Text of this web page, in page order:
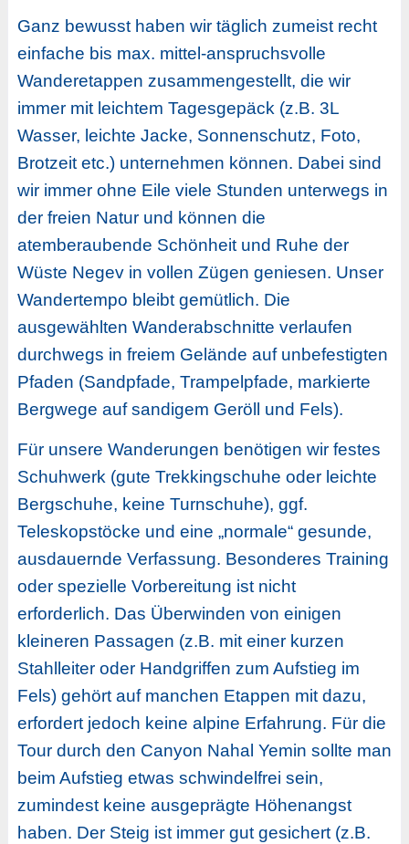
Ganz bewusst haben wir täglich zumeist recht
einfache bis max. mittel-anspruchsvolle
Wanderetappen zusammengestellt, die wir
immer mit leichtem Tagesgepäck (z.B. 3L
Wasser, leichte Jacke, Sonnenschutz, Foto,
Brotzeit etc.) unternehmen können. Dabei sind
wir immer ohne Eile viele Stunden unterwegs in
der freien Natur und können die
atemberaubende Schönheit und Ruhe der
Wüste Negev in vollen Zügen geniesen. Unser
Wandertempo bleibt gemütlich. Die
ausgewählten Wanderabschnitte verlaufen
durchwegs in freiem Gelände auf unbefestigten
Pfaden (Sandpfade, Trampelpfade, markierte
Bergwege auf sandigem Geröll und Fels).
Für unsere Wanderungen benötigen wir festes
Schuhwerk (gute Trekkingschuhe oder leichte
Bergschuhe, keine Turnschuhe), ggf.
Teleskopstöcke und eine „normale“ gesunde,
ausdauernde Verfassung. Besonderes Training
oder spezielle Vorbereitung ist nicht
erforderlich. Das Überwinden von einigen
kleineren Passagen (z.B. mit einer kurzen
Stahlleiter oder Handgriffen zum Aufstieg im
Fels) gehört auf manchen Etappen mit dazu,
erfordert jedoch keine alpine Erfahrung. Für die
Tour durch den Canyon Nahal Yemin sollte man
beim Aufstieg etwas schwindelfrei sein,
zumindest keine ausgeprägte Höhenangst
haben. Der Steig ist immer gut gesichert (z.B.